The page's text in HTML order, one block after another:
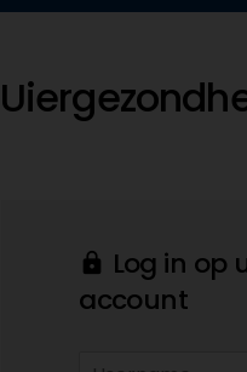
lock Log in op
account